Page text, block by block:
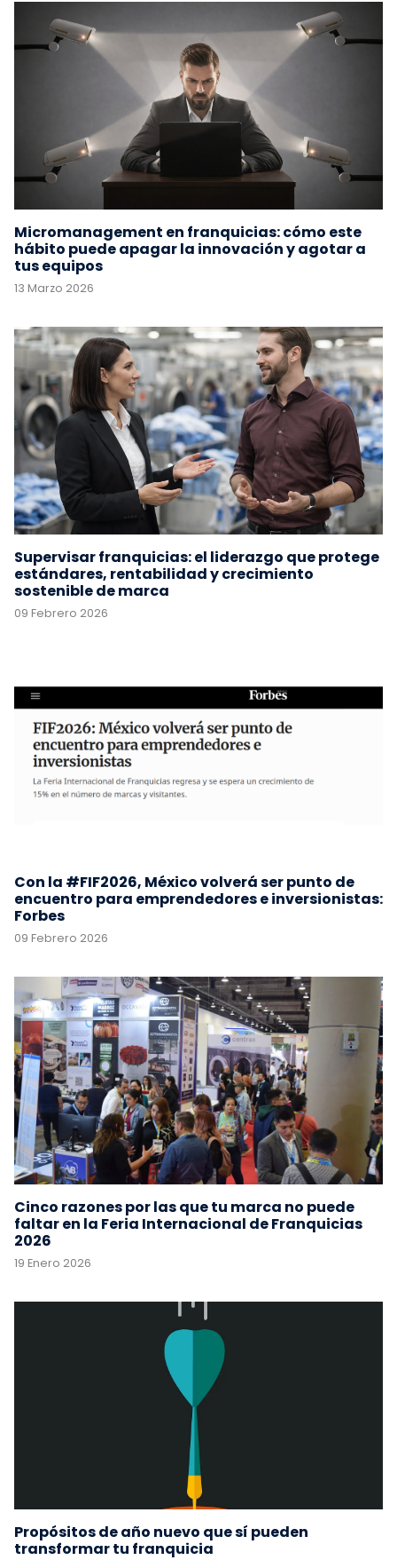
Micromanagement en franquicias: cómo este
hábito puede apagar la innovación y agotar a
tus equipos
13 Marzo 2026
Supervisar franquicias: el liderazgo que protege
estándares, rentabilidad y crecimiento
sostenible de marca
09 Febrero 2026
Con la #FIF2026, México volverá ser punto de
encuentro para emprendedores e inversionistas:
Forbes
09 Febrero 2026
Cinco razones por las que tu marca no puede
faltar en la Feria Internacional de Franquicias
2026
19 Enero 2026
Propósitos de año nuevo que sí pueden
transformar tu franquicia